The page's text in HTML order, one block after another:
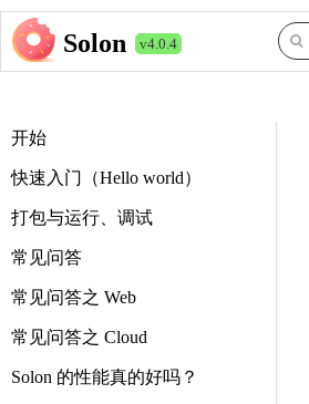
Solon v4.0.4
开始
快速入门（Hello world）
打包与运行、调试
常见问答
常见问答之 Web
常见问答之 Cloud
Solon 的性能真的好吗？